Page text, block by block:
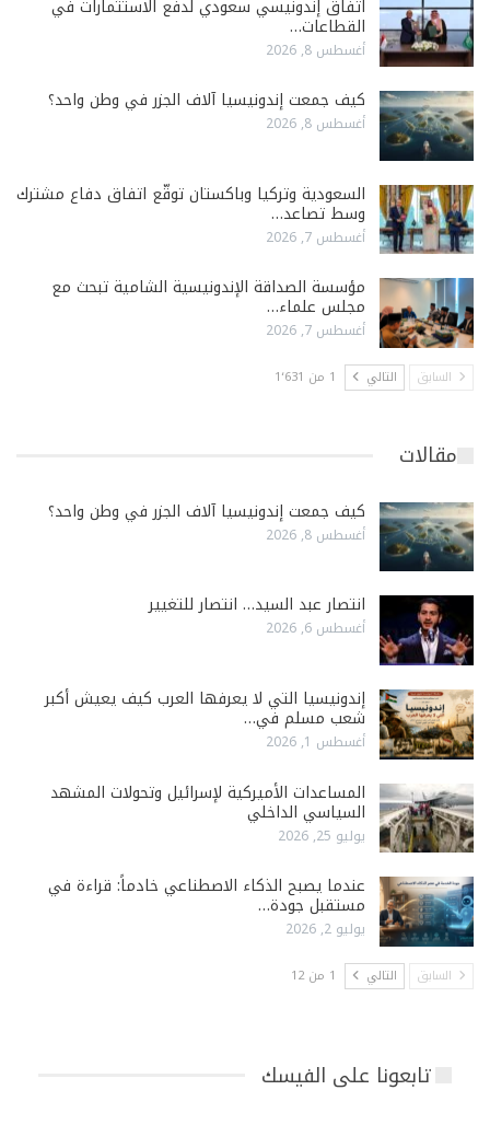
اتفاق إندونيسي سعودي لدفع الاستثمارات في
القطاعات…
أغسطس 8, 2026
كيف جمعت إندونيسيا آلاف الجزر في وطن واحد؟
أغسطس 8, 2026
السعودية وتركيا وباكستان توقّع اتفاق دفاع مشترك
وسط تصاعد…
أغسطس 7, 2026
مؤسسة الصداقة الإندونيسية الشامية تبحث مع
مجلس علماء…
أغسطس 7, 2026
السابق التالي 1 من 1٬631
مقالات
كيف جمعت إندونيسيا آلاف الجزر في وطن واحد؟
أغسطس 8, 2026
انتصار عبد السيد… انتصار للتغيير
أغسطس 6, 2026
إندونيسيا التي لا يعرفها العرب كيف يعيش أكبر
شعب مسلم في…
أغسطس 1, 2026
المساعدات الأميركية لإسرائيل وتحولات المشهد
السياسي الداخلي
يوليو 25, 2026
عندما يصبح الذكاء الاصطناعي خادماً: قراءة في
مستقبل جودة…
يوليو 2, 2026
السابق التالي 1 من 12
تابعونا على الفيسك